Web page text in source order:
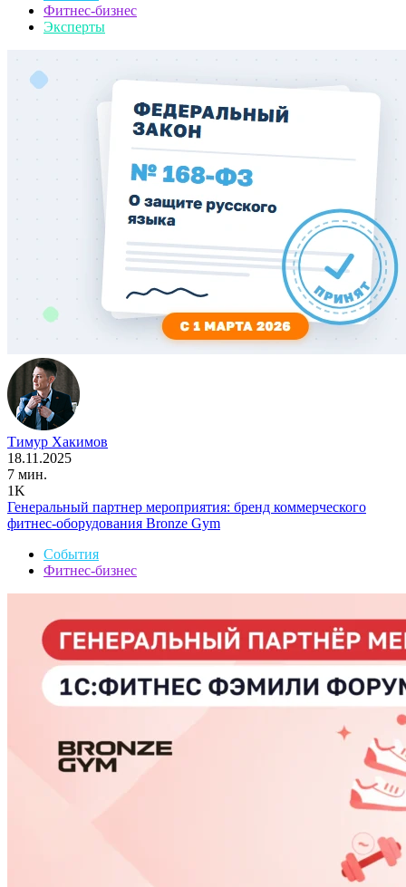
Фитнес-бизнес
Эксперты
Тимур Хакимов
18.11.2025
7 мин.
1K
Генеральный партнер мероприятия: бренд коммерческого
фитнес-оборудования Bronze Gym
События
Фитнес-бизнес